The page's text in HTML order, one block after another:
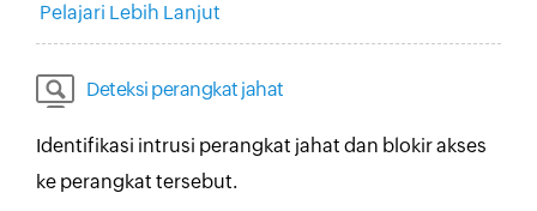
Pelajari Lebih Lanjut
Deteksi perangkat jahat
Identifikasi intrusi perangkat jahat dan blokir akses
ke perangkat tersebut.